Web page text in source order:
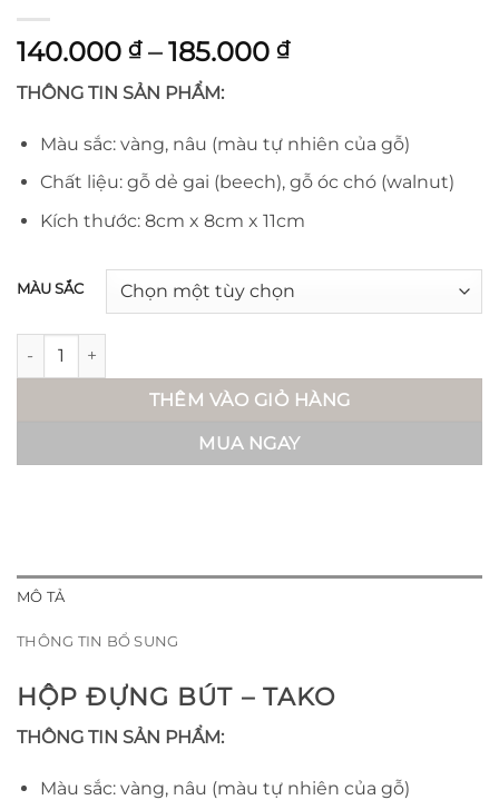
140.000 ₫ – 185.000 ₫Khoảng
140.000 ₫
đến
185.000 ₫
THÔNG TIN SẢN PHẨM:
Màu sắc: vàng, nâu (màu tự nhiên của gỗ)
Chất liệu: gỗ dẻ gai (beech), gỗ óc chó (walnut)
Kích thước: 8cm x 8cm x 11cm
MÀU SẮC
Hộp đựng bút - Tako số lượng
THÊM VÀO GIỎ HÀNG
MUA NGAY
MÔ TẢ
THÔNG TIN BỔ SUNG
HỘP ĐỰNG BÚT – TAKO
THÔNG TIN SẢN PHẨM:
Màu sắc: vàng, nâu (màu tự nhiên của gỗ)